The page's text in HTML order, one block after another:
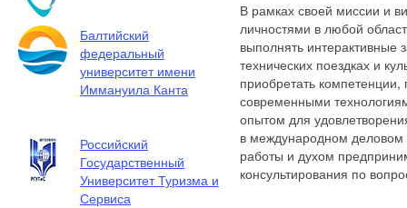
Балтийский
федеральный
университет имени
Иммануила Канта
Российский
Государственный
Университет Туризма и
Сервиса
В рамках своей миссии и
личностями в любой
выполнять интерактивные
технических поездках и
приобретать
современными
опытом для
в международном
работы и духом
консультирования по